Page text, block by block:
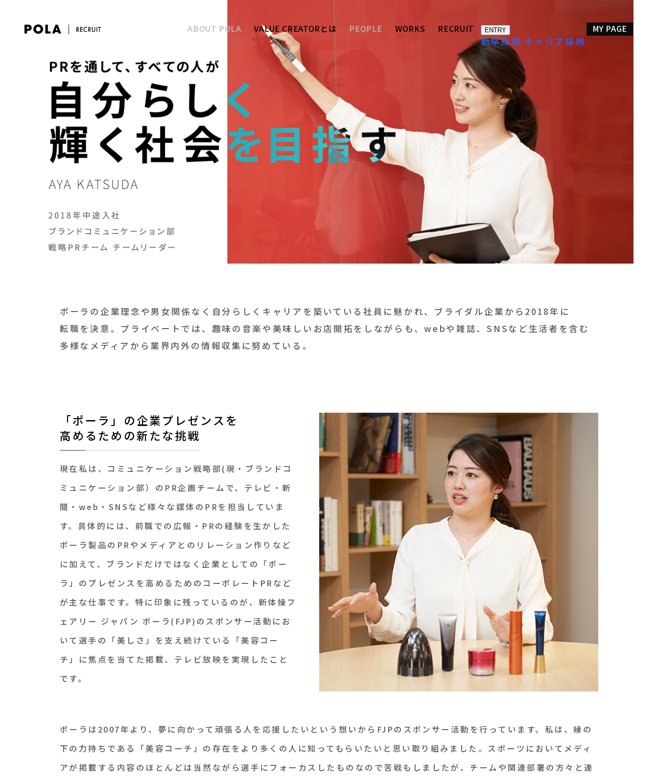
ABOUT POLA
Top
Message
独自価値 能力開発 組織風土 福利厚生 DE＆I
VALUE CREATORとは PEOPLE
Marina
Ishizaki
ﾌﾞﾗﾝﾄﾞｸﾘｴｲﾃｨﾌﾞ部
Sota
Katsumata
顧客戦略部
Aya
Okuyama
ﾌﾞﾗﾝﾄﾞﾃﾞｻﾞｲﾝ部
Kento
Yashiro
TB事業推進部・
事業推進企画チーム
Aya
Katsuda
ﾌﾞﾗﾝﾄﾞｺﾐｭﾆｹｰｼｮﾝ
部
Toshiyuki
Nakamura
TB事業推進・EC事業担当
執行役員
WORKS RECRUIT
新卒採用
募集要項
よくある質問 ENTRY
キャリア採用
よくある質問
ENTRY
新卒採用 キャリア採用
MY PAGE
ポーラの企業理念や男女関係なく自分らしくキャリアを築いている社員に魅かれ、ブライダル企業から2018年に
転職を決意。プライベートでは、趣味の音楽や美味しいお店開拓をしながらも、webや雑誌、SNSなど生活者を含む
多様なメディアから業界内外の情報収集に努めている。
「ポーラ」の企業プレゼンスを
高めるための新たな挑戦
現在私は、コミュニケーション戦略部(現・ブランドコ
ミュニケーション部）のPR企画チームで、テレビ・新
聞・web・SNSなど様々な媒体のPRを担当していま
す。具体的には、前職での広報・PRの経験を生かした
ポーラ製品のPRやメディアとのリレーション作りなど
に加えて、ブランドだけではなく企業としての「ポー
ラ」のプレゼンスを高めるためのコーポレートPRなど
が主な仕事です。特に印象に残っているのが、新体操フ
ェアリー ジャパン ポーラ(FJP)のスポンサー活動にお
いて選手の「美しさ」を支え続けている「美容コー
チ」に焦点を当てた掲載、テレビ放映を実現したこと
です。
ポーラは2007年より、夢に向かって頑張る人を応援したいという想いからFJPのスポンサー活動を行っています。私は、縁の
下の力持ちである「美容コーチ」の存在をより多くの人に知ってもらいたいと思い取り組みました。スポーツにおいてメディ
アが掲載する内容のほとんどは当然ながら選手にフォーカスしたものなので苦戦もしましたが、チームや関連部署の方々と連